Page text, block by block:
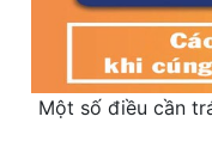
Một số điều cần